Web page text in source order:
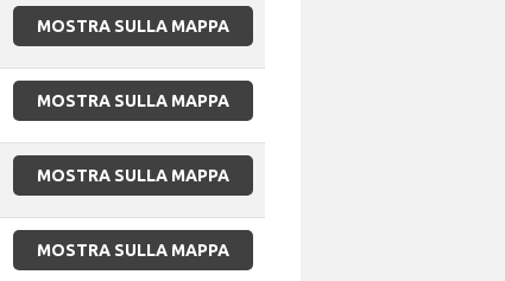
MOSTRA SULLA MAPPA
MOSTRA SULLA MAPPA
MOSTRA SULLA MAPPA
MOSTRA SULLA MAPPA